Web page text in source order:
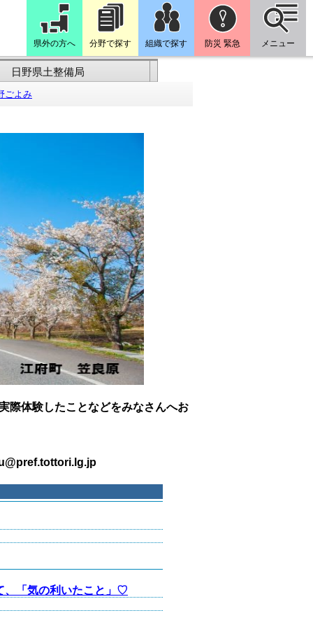
県外の方へ 分野で探す 組織で探す 防災 緊急 メニュー
日野県土整備局
ごよみ
際体験したことなどをみなさんへお
、「気の利いたこと」♡